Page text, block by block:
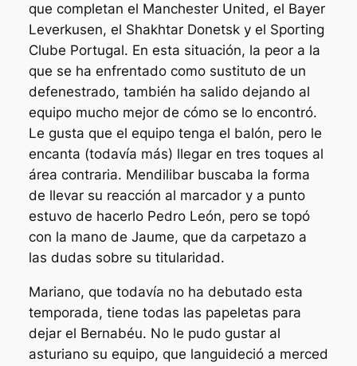
que completan el Manchester United, el Bayer
Leverkusen, el Shakhtar Donetsk y el Sporting
Clube Portugal. En esta situación, la peor a la
que se ha enfrentado como sustituto de un
defenestrado, también ha salido dejando al
equipo mucho mejor de cómo se lo encontró.
Le gusta que el equipo tenga el balón, pero le
encanta (todavía más) llegar en tres toques al
área contraria. Mendilibar buscaba la forma
de llevar su reacción al marcador y a punto
estuvo de hacerlo Pedro León, pero se topó
con la mano de Jaume, que da carpetazo a
las dudas sobre su titularidad.
Mariano, que todavía no ha debutado esta
temporada, tiene todas las papeletas para
dejar el Bernabéu. No le pudo gustar al
asturiano su equipo, que languideció a merced